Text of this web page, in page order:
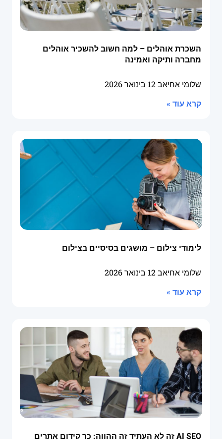
השכרת אוהלים – למה חשוב להשכיר אוהלים
מחברה ותיקה ואמינה
שלומי אחיאב12 בינואר 2026
קרא עוד »
לימודי צילום – מושגים בסיסיים בצילום
שלומי אחיאב12 בינואר 2026
קרא עוד »
AI SEO זה לא העתיד זה ההווה: כך קידום אתרים